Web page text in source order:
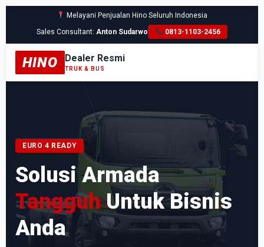
Melayani Penjualan Hino Seluruh Indonesia
Sales Consultant:Anton Sudarwo 0813-1103-2456
HINO Dealer Resmi
TRUK & BUS
EURO 4 READY
Solusi Armada
TangguhUntuk Bisnis
Anda